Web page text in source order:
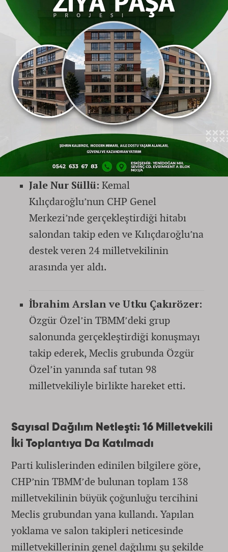
yönelik sert eleştirilerde bulunarak parti içi
disiplin mesajı verdi.
EskişehirMilletvekilleri Farklı
Adreslerde Saf Tuttu
Ankara’da yaşanan bu liderlik ve meşruiyet
yarışı, CHP’ninEskişehir’deki parlamento
temsilcilerini de ikiye böldü. Şehrin üç CHP
milletvekili farklı salonlarda yer alarak siyasi
duruşlarını ortaya koydu:
Jale Nur Süllü: Kemal
Kılıçdaroğlu’nun CHP Genel
Merkezi’nde gerçekleştirdiği hitabı
salondan takip eden ve Kılıçdaroğlu’na
destek veren 24 milletvekilinin
arasında yer aldı.
İbrahim Arslan ve Utku Çakırözer:
Özgür Özel’in TBMM’deki grup
salonunda gerçekleştirdiği konuşmayı
takip ederek, Meclis grubunda Özgür
Özel’in yanında saf tutan 98
milletvekiliyle birlikte hareket etti.
Sayısal Dağılım Netleşti: 16 Milletvekili
İki Toplantıya Da Katılmadı
Parti kulislerinden edinilen bilgilere göre,
CHP’nin TBMM’de bulunan toplam 138
milletvekilinin büyük çoğunluğu tercihini
Meclis grubundan yana kullandı. Yapılan
yoklama ve salon takipleri neticesinde
milletvekillerinin genel dağılımı şu şekilde